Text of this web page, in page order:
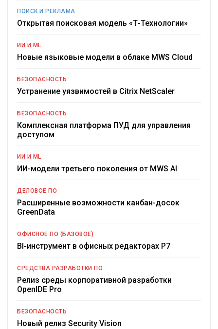
ПОИСК И РЕКЛАМА
Открытая поисковая модель «Т-Технологии»
ИИ И ML
Новые языковые модели в облаке MWS Cloud
БЕЗОПАСНОСТЬ
Устранение уязвимостей в Citrix NetScaler
БЕЗОПАСНОСТЬ
Комплексная платформа ПУД для управления
доступом
ИИ И ML
ИИ-модели третьего поколения от MWS AI
ДЕЛОВОЕ ПО
Расширенные возможности канбан-досок
GreenData
ОФИСНОЕ ПО (БАЗОВОЕ)
BI-инструмент в офисных редакторах Р7
СРЕДСТВА РАЗРАБОТКИ ПО
Релиз среды корпоративной разработки
OpenIDE Pro
БЕЗОПАСНОСТЬ
Новый релиз Security Vision